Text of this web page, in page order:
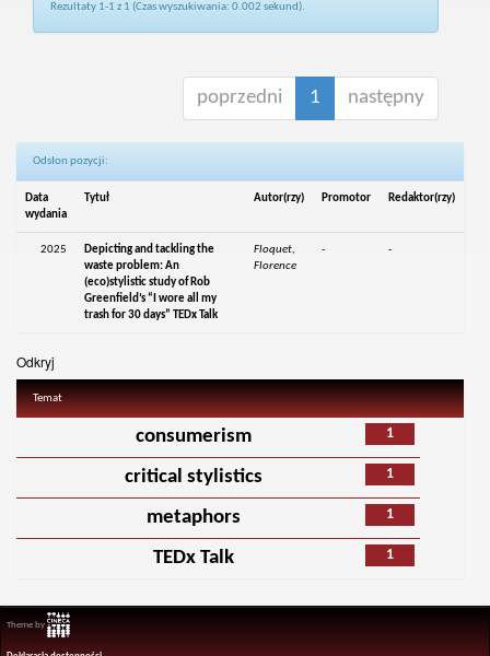
Rezultaty 1-1 z 1 (Czas wyszukiwania: 0.002 sekund).
poprzedni 1 następny
Odsłon pozycji:
Data
wydania
Tytuł Autor(rzy) Promotor Redaktor(rzy)
2025
Depicting and tackling the
waste problem: An
(eco)stylistic study of Rob
Greenfield’s “I wore all my
trash for 30 days” TEDx Talk
Floquet,
Florence
- -
Odkryj
Temat
1
consumerism
1
critical stylistics
1
metaphors
1
TEDx Talk
Theme by